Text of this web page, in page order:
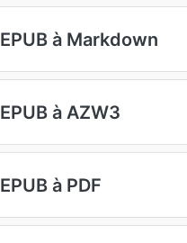
EPUB à Markdown
EPUB à AZW3
EPUB à PDF